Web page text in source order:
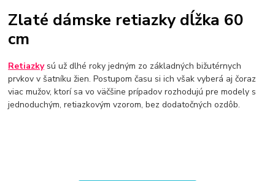
Zlaté dámske retiazky dĺžka 60
cm
Retiazkysú už dlhé roky jedným zo základných bižutérnych
prvkov v šatníku žien. Postupom času si ich však vyberá aj čoraz
viac mužov, ktorí sa vo väčšine prípadov rozhodujú pre modely s
jednoduchým, retiazkovým vzorom, bez dodatočných ozdôb.